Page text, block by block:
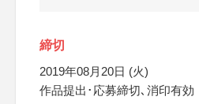
締切
2019年08月20日 (火)
作品提出･応募締切､消印有効